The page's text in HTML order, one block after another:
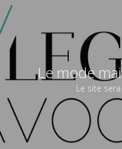
Le mode
Le site